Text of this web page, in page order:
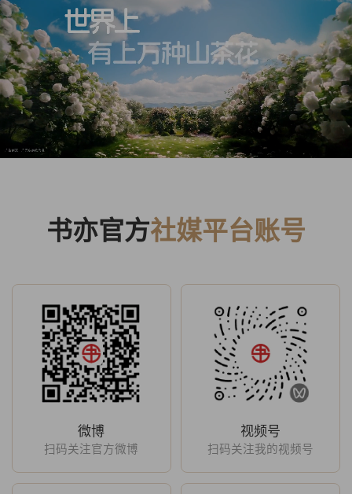
书亦官方社媒平台账号
微博
扫码关注官方微博
视频号
扫码关注我的视频号